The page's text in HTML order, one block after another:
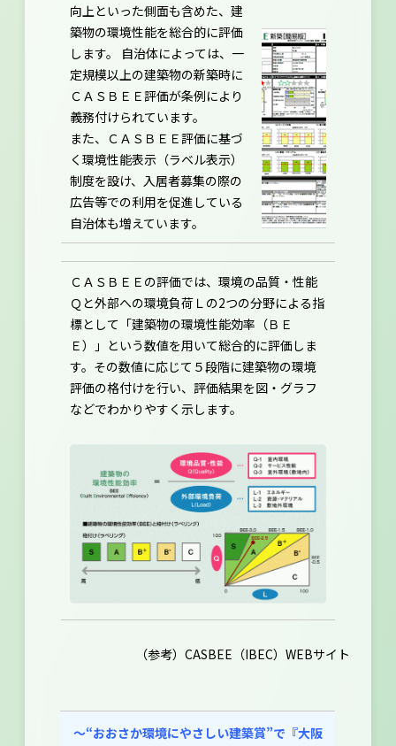
向上といった側面も含めた、建
築物の環境性能を総合的に評価
します。 自治体によっては、一
定規模以上の建築物の新築時に
ＣＡＳＢＥＥ評価が条例により
義務付けられています。
また、ＣＡＳＢＥＥ評価に基づ
く環境性能表示（ラベル表示）
制度を設け、入居者募集の際の
広告等での利用を促進している
自治体も増えています。
ＣＡＳＢＥＥの評価では、環境の品質・性能
Ｑと外部への環境負荷Ｌの2つの分野による指
標として「建築物の環境性能効率（ＢＥ
Ｅ）」という数値を用いて総合的に評価しま
す。その数値に応じて５段階に建築物の環境
評価の格付けを行い、評価結果を図・グラフ
などでわかりやすく示します。
（参考）CASBEE（IBEC）WEBサイト
～“おおさか環境にやさしい建築賞”で『⼤阪